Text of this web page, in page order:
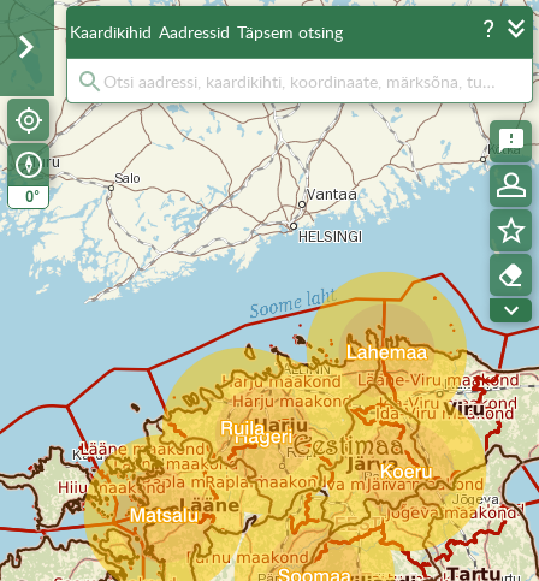
0°
Kaardikihid Aadressid Täpsem otsing